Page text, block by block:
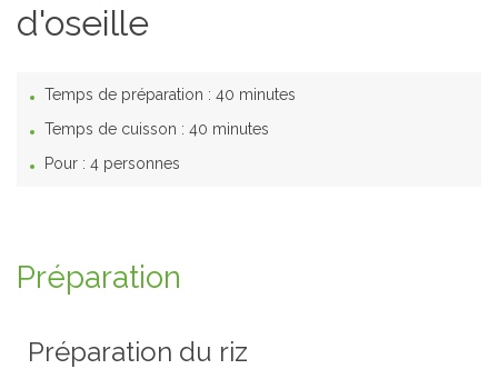
d'oseille
Temps de préparation : 40 minutes
Temps de cuisson : 40 minutes
Pour : 4 personnes
Préparation
Préparation du riz